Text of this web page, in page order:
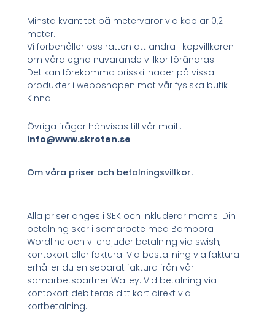
Minsta kvantitet på metervaror vid köp är 0,2
meter.
Vi förbehåller oss rätten att ändra i köpvillkoren
om våra egna nuvarande villkor förändras.
Det kan förekomma prisskillnader på vissa
produkter i webbshopen mot vår fysiska butik i
Kinna.
Övriga frågor hänvisas till vår mail :
info@www.skroten.se
Om våra priser och betalningsvillkor.
Alla priser anges i SEK och inkluderar moms. Din
betalning sker i samarbete med Bambora
Wordline och vi erbjuder betalning via swish,
kontokort eller faktura. Vid beställning via faktura
erhåller du en separat faktura från vår
samarbetspartner Walley. Vid betalning via
kontokort debiteras ditt kort direkt vid
kortbetalning.